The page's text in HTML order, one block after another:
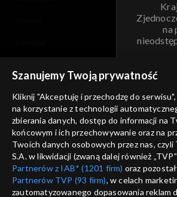
na
informacje o dostawcy usług
Szanujemy Twoją prywatność
Kliknij "Akceptuję i przechodzę do
na korzystanie z technologii
zbierania danych, dostęp do informacji na
końcowym i ich przechowywanie oraz na
Twoich danych osobowych przez nas, czyli
S.A. w likwidacji (zwaną dalej również
Partnerów z IAB* (1201 firm) oraz
Partnerów TVP (93 firm), w celach
zautomatyzowanego dopasowania reklam